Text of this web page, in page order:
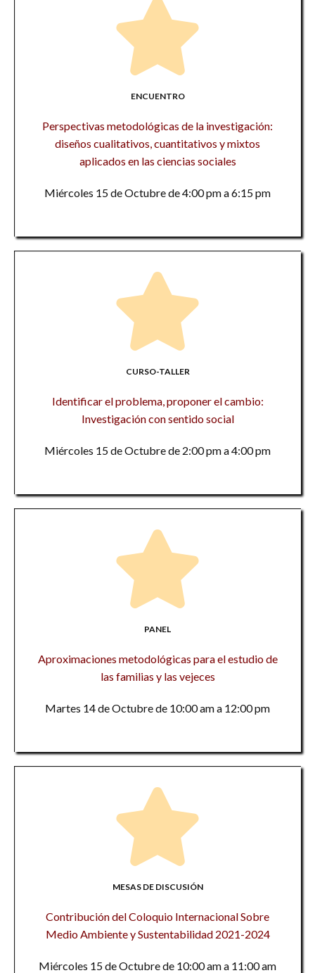
ENCUENTRO
Perspectivas metodológicas de la investigación:
diseños cualitativos, cuantitativos y mixtos
aplicados en las ciencias sociales
Miércoles 15 de Octubre de 4:00 pm a 6:15 pm
CURSO-TALLER
Identificar el problema, proponer el cambio:
Investigación con sentido social
Miércoles 15 de Octubre de 2:00 pm a 4:00 pm
PANEL
Aproximaciones metodológicas para el estudio de
las familias y las vejeces
Martes 14 de Octubre de 10:00 am a 12:00 pm
MESAS DE DISCUSIÓN
Contribución del Coloquio Internacional Sobre
Medio Ambiente y Sustentabilidad 2021-2024
Miércoles 15 de Octubre de 10:00 am a 11:00 am